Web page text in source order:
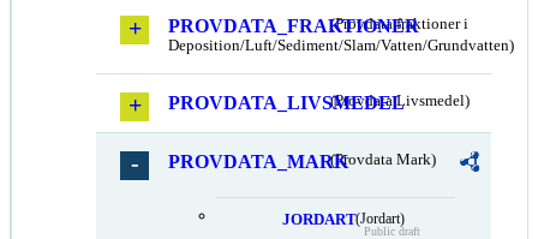
PROVDATA_FRAKTIONER
(Provdata fraktioner i
Deposition/Luft/Sediment/Slam/Vatten/Grundvatten)
PROVDATA_LIVSMEDEL
(Provdata Livsmedel)
PROVDATA_MARK(Provdata Mark)
JORDART(Jordart)
Public draft